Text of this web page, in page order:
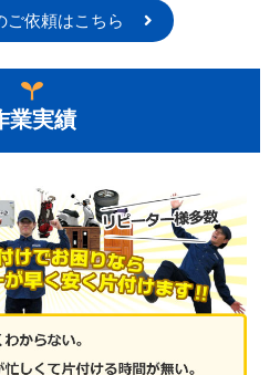
ご依頼はこちら
業実績